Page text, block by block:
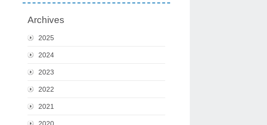
Archives
2025
2024
2023
2022
2021